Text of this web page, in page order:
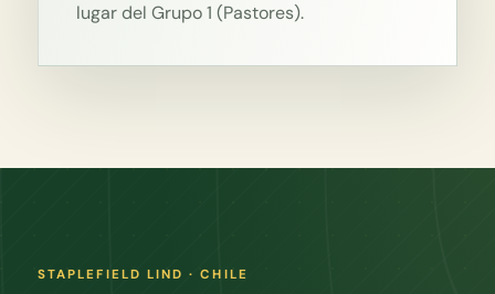
lugar del Grupo 1 (Pastores).
STAPLEFIELD LIND · CHILE